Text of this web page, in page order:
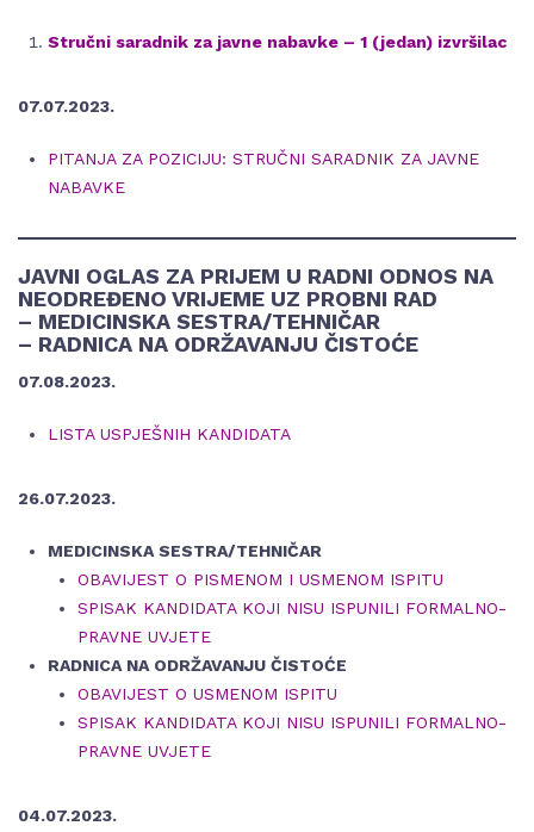
Stručni saradnik za javne nabavke – 1 (jedan) izvršilac
07.07.2023.
PITANJA ZA POZICIJU: STRUČNI SARADNIK ZA JAVNE
NABAVKE
JAVNI OGLAS ZA PRIJEM U RADNI ODNOS NA
NEODREĐENO VRIJEME UZ PROBNI RAD
– MEDICINSKA SESTRA/TEHNIČAR
– RADNICA NA ODRŽAVANJU ČISTOĆE
07.08.2023.
LISTA USPJEŠNIH KANDIDATA
26.07.2023.
MEDICINSKA SESTRA/TEHNIČAR
OBAVIJEST O PISMENOM I USMENOM ISPITU
SPISAK KANDIDATA KOJI NISU ISPUNILI FORMALNO-
PRAVNE UVJETE
RADNICA NA ODRŽAVANJU ČISTOĆE
OBAVIJEST O USMENOM ISPITU
SPISAK KANDIDATA KOJI NISU ISPUNILI FORMALNO-
PRAVNE UVJETE
04.07.2023.